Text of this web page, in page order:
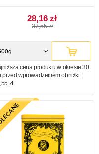
28,16 zł
37,55 zł
cena produktu w okresie 30
przed wprowadzeniem obniżki:
zł